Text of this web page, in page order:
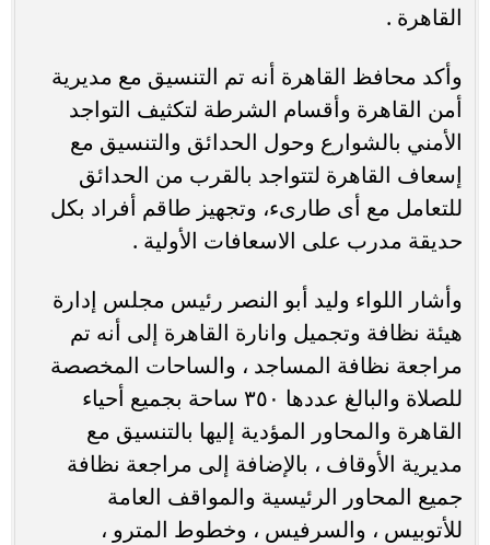
القاهرة .
وأكد محافظ القاهرة أنه تم التنسيق مع مديرية
أمن القاهرة وأقسام الشرطة لتكثيف التواجد
الأمني بالشوارع وحول الحدائق والتنسيق مع
إسعاف القاهرة لتتواجد بالقرب من الحدائق
للتعامل مع أى طارىء، وتجهيز طاقم أفراد بكل
حديقة مدرب على الاسعافات الأولية .
وأشار اللواء وليد أبو النصر رئيس مجلس إدارة
هيئة نظافة وتجميل وانارة القاهرة إلى أنه تم
مراجعة نظافة المساجد ، والساحات المخصصة
للصلاة والبالغ عددها ٣٥٠ ساحة بجميع أحياء
القاهرة والمحاور المؤدية إليها بالتنسيق مع
مديرية الأوقاف ، بالإضافة إلى مراجعة نظافة
جميع المحاور الرئيسية والمواقف العامة
للأتوبيس ، والسرفيس ، وخطوط المترو ،